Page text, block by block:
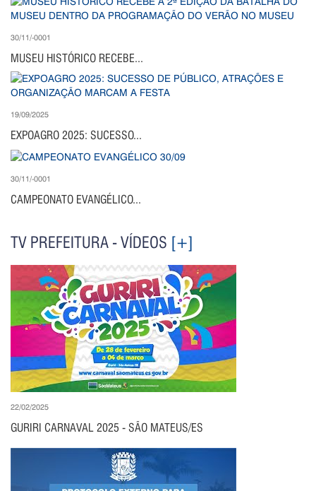
30/11/-0001
MUSEU HISTÓRICO RECEBE...
19/09/2025
EXPOAGRO 2025: SUCESSO...
30/11/-0001
CAMPEONATO EVANGÉLICO...
TV PREFEITURA - VÍDEOS [+]
22/02/2025
GURIRI CARNAVAL 2025 - SÃO MATEUS/ES